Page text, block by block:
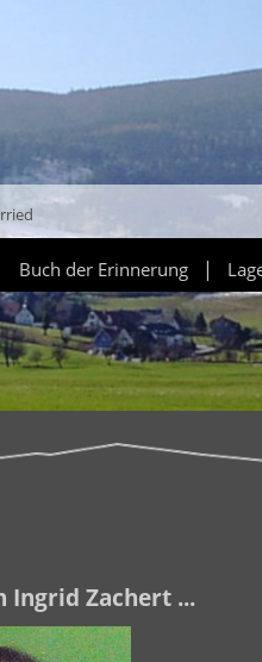
Buch der Erinnerung |
Ingrid Zachert ...